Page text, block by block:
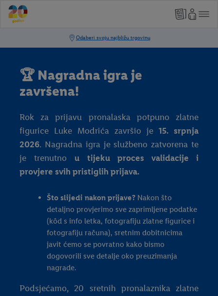
🏆 Nagradna igra je
završena!
Rok za prijavu pronalaska potpuno zlatne
figurice Luke Modrića završio je 15. srpnja
2026. Nagradna igra je službeno zatvorena te
je trenutno u tijeku proces validacije i
provjere svih pristiglih prijava.
Što slijedi nakon prijave? Nakon što
detaljno provjerimo sve zaprimljene podatke
(kôd s info letka, fotografiju zlatne figurice i
fotografiju računa), sretnim dobitnicima
javit ćemo se povratno kako bismo
dogovorili sve detalje oko preuzimanja
nagrade.
Podsjećamo, 20 sretnih pronalaznika zlatne